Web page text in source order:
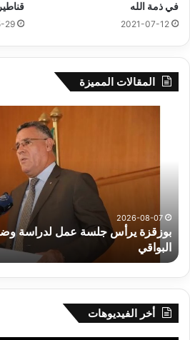
في ذمة الله
2021-07-12
29
المقالات المميزة
لدراسة
الري
بولاية
البواقي
2026-08-07
بوزقزة يرأس جلسة عمل لدراسة
البواقي
أخر الفيديوهات